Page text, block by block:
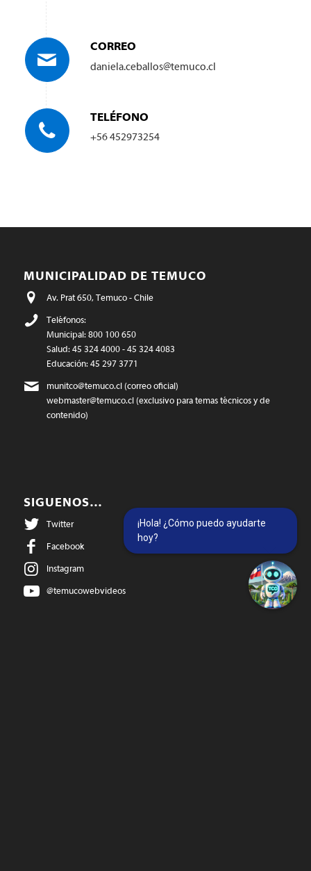
CORREO
daniela.ceballos@temuco.cl
TELÉFONO
+56 452973254
MUNICIPALIDAD DE TEMUCO
Av. Prat 650, Temuco - Chile
Teléfonos:
Municipal: 800 100 650
Salud: 45 324 4000 - 45 324 4083
Educación: 45 297 3771
munitco@temuco.cl(correo oficial)
webmaster@temuco.cl(exclusivo para temas técnicos y de
contenido)
SIGUENOS…
Twitter
Facebook
Instagram
@temucowebvideos
¡Hola! ¿Cómo puedo ayudarte
hoy?